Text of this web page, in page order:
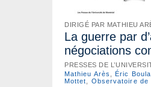
DIRIGÉ PAR MATHIEU
La guerre par
négociations
PRESSES DE
Mathieu Arès
,Éric
Mottet
Observatoire de